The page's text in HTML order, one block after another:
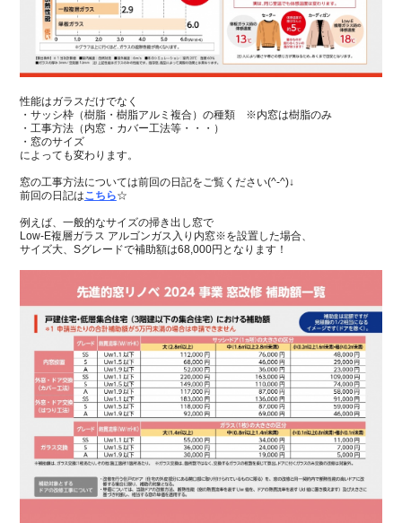
性能はガラスだけでなく
・サッシ枠（樹脂・樹脂アルミ複合）の種類 ※内窓は樹脂のみ
・工事方法（内窓・カバー工法等・・・）
・窓のサイズ
によっても変わります。
窓の工事方法については前回の日記をご覧ください(^-^)↓
前回の日記はこちら☆
例えば、一般的なサイズの掃き出し窓で
Low-E複層ガラス アルゴンガス入り内窓※を設置した場合、
サイズ大、Sグレードで補助額は68,000円となります！